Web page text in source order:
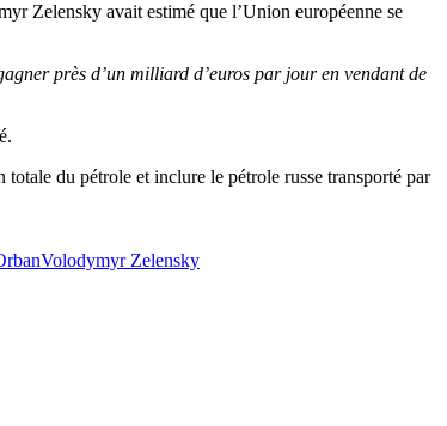
Zelensky avait estimé que l’Union européenne se
près d’un milliard d’euros par jour en vendant de
du pétrole et inclure le pétrole russe transporté par
Volodymyr Zelensky